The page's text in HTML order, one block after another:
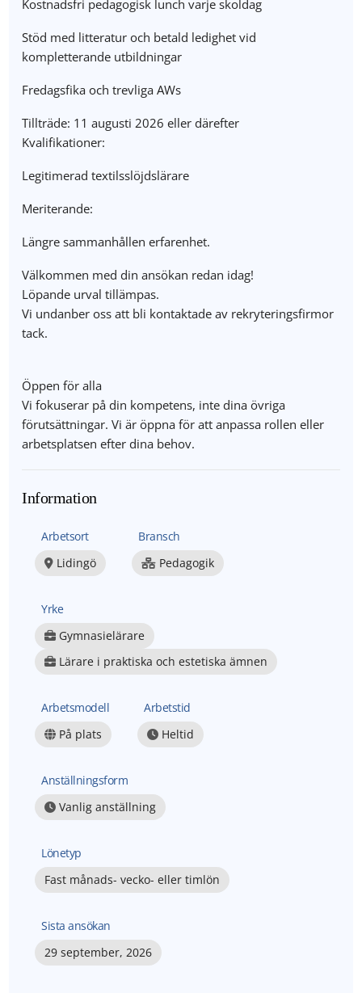
Kostnadsfri pedagogisk lunch varje skoldag
Stöd med litteratur och betald ledighet vid
kompletterande utbildningar
Fredagsfika och trevliga AWs
Tillträde: 11 augusti 2026 eller därefter
Kvalifikationer:
Legitimerad textilsslöjdslärare
Meriterande:
Längre sammanhållen erfarenhet.
Välkommen med din ansökan redan idag!
Löpande urval tillämpas.
Vi undanber oss att bli kontaktade av rekryteringsfirmor
tack.
Öppen för alla
Vi fokuserar på din kompetens, inte dina övriga
förutsättningar. Vi är öppna för att anpassa rollen eller
arbetsplatsen efter dina behov.
Information
Arbetsort
Lidingö
Bransch
Pedagogik
Yrke
Gymnasielärare
Lärare i praktiska och estetiska ämnen
Arbetsmodell
På plats
Arbetstid
Heltid
Anställningsform
Vanlig anställning
Lönetyp
Fast månads- vecko- eller timlön
Sista ansökan
29 september, 2026